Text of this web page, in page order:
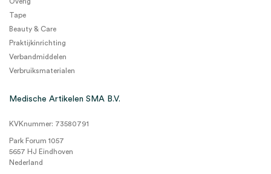
Tape
Beauty & Care
Praktijkinrichting
Verbandmiddelen
Verbruiksmaterialen
Medische Artikelen SMA B.V.
KVKnummer: 73580791
Park Forum 1057
5657 HJ Eindhoven
Nederland